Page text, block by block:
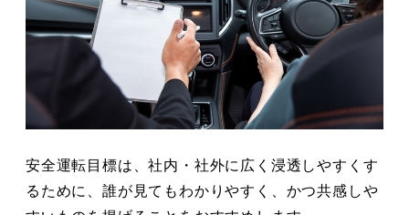
安全運転目標は、社内・社外に広く浸透しやすくす
るために、誰が見てもわかりやすく、かつ共感しや